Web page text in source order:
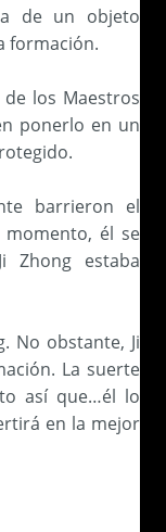
de un objeto
formación.
los Maestros
ponerlo en un
barrieron el
momento, él se
Zhong estaba
No obstante, Ji
La suerte
así que…él lo
en la mejor